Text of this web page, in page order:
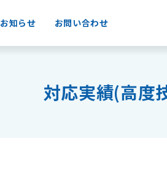
お知らせ お問い合わせ
対応実績(高度